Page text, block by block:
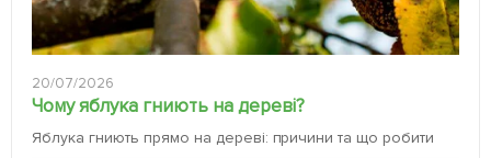
20/07/2026
Чому яблука гниють на дереві?
Яблука гниють прямо на дереві: причини та що робити